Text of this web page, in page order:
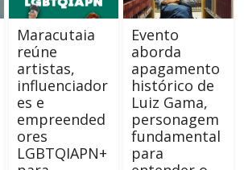
Maracutaia
reúne
artistas,
influenciador
es e
empreended
ores
LGBTQIAPN+
Evento
aborda
apagamento
histórico de
Luiz Gama,
personagem
fundamental
para